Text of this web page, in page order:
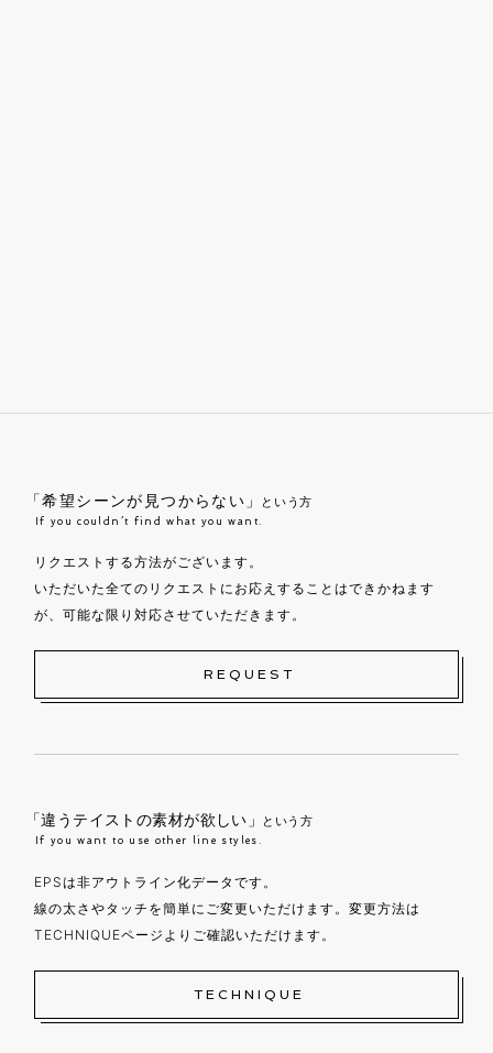
「希望シーンが見つからない」 という方
If you couldn’t find what you want.
リクエストする方法がございます。
いただいた全てのリクエストにお応えすることはできかねます
が、可能な限り対応させていただきます。
REQUEST
「違うテイストの素材が欲しい」 という方
If you want to use other line styles.
EPSは非アウトライン化データです。
線の太さやタッチを簡単にご変更いただけます。変更方法は
TECHNIQUEページよりご確認いただけます。
TECHNIQUE